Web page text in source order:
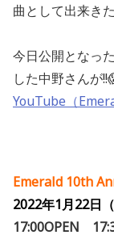
曲として出来き
今日公開となっ
した中野さんが
YouTube（
Emerald 10th
2022年1月22日
17:00OPEN